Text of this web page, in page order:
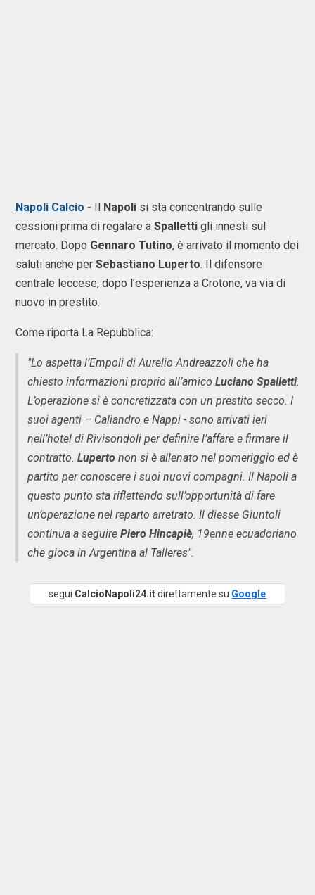
Napoli Calcio - Il Napoli si sta concentrando sulle
cessioni prima di regalare a Spalletti gli innesti sul
mercato. Dopo Gennaro Tutino, è arrivato il momento dei
saluti anche per Sebastiano Luperto. Il difensore
centrale leccese, dopo l’esperienza a Crotone, va via di
nuovo in prestito.
Come riporta La Repubblica:
"Lo aspetta l’Empoli di Aurelio Andreazzoli che ha
chiesto informazioni proprio all’amico Luciano Spalletti.
L’operazione si è concretizzata con un prestito secco. I
suoi agenti – Caliandro e Nappi - sono arrivati ieri
nell’hotel di Rivisondoli per definire l’affare e firmare il
contratto. Luperto non si è allenato nel pomeriggio ed è
partito per conoscere i suoi nuovi compagni. Il Napoli a
questo punto sta riflettendo sull’opportunità di fare
un’operazione nel reparto arretrato. Il diesse Giuntoli
continua a seguire Piero Hincapiè, 19enne ecuadoriano
che gioca in Argentina al Talleres".
segui CalcioNapoli24.itdirettamente su Google